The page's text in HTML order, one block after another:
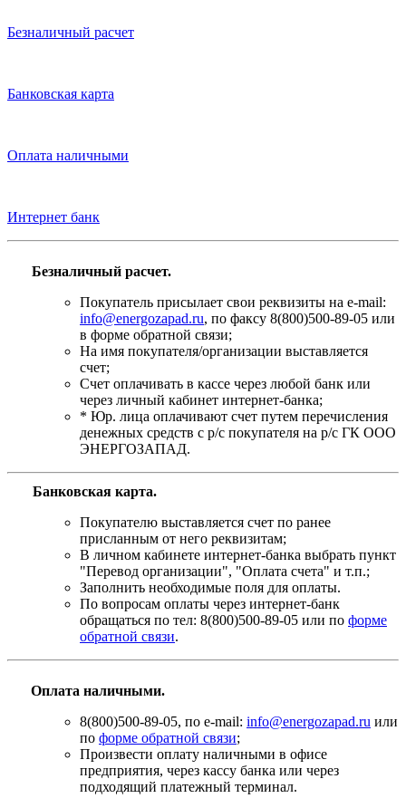
Безналичный расчет
Банковская карта
Оплата наличными
Интернет банк
Безналичный расчет.
Покупатель присылает свои реквизиты на e-mail:
info@energozapad.ru, по факсу 8(800)500-89-05 или
в форме обратной связи;
На имя покупателя/организации выставляется
счет;
Счет оплачивать в кассе через любой банк или
через личный кабинет интернет-банка;
* Юр. лица оплачивают счет путем перечисления
денежных средств с р/с покупателя на р/с ГК ООО
ЭНЕРГОЗАПАД.
Банковская карта.
Покупателю выставляется счет по ранее
присланным от него реквизитам;
В личном кабинете интернет-банка выбрать пункт
"Перевод организации", "Оплата счета" и т.п.;
Заполнить необходимые поля для оплаты.
По вопросам оплаты через интернет-банк
обращаться по тел: 8(800)500-89-05 или по форме
обратной связи.
Оплата наличными.
8(800)500-89-05, по e-mail: info@energozapad.ru или
по форме обратной связи;
Произвести оплату наличными в офисе
предприятия, через кассу банка или через
подходящий платежный терминал.